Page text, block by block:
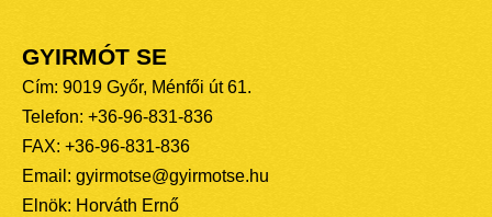
GYIRMÓT SE
Cím: 9019 Győr, Ménfői út 61.
Telefon: +36-96-831-836
FAX: +36-96-831-836
Email: gyirmotse@gyirmotse.hu
Elnök: Horváth Ernő